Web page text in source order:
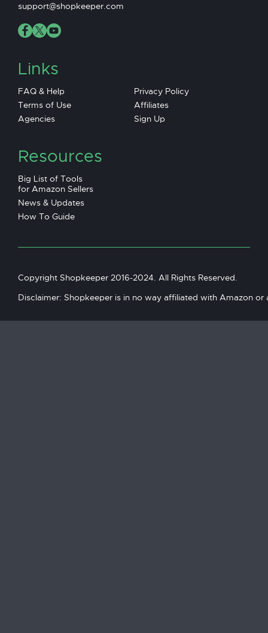
support@shopkeeper.com
Links
FAQ & Help
Privacy Policy
Terms of Use
Affiliates
Agencies
Sign Up
Resources
Big List of Tools
for Amazon Sellers
News & Updates
How To Guide
Copyright Shopkeeper 2016-2024. All Rights Reserved.
Disclaimer: Shopkeeper is in no way affiliated with Amazon or